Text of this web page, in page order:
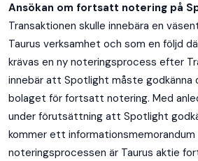
Ansökan om fortsatt notering på
Transaktionen skulle innebära en
Taurus verksamhet och som en följd
krävas en ny noteringsprocess efter
innebär att Spotlight måste godkänna
bolaget för fortsatt notering. Med
under förutsättning att Spotlight
kommer ett
noteringsprocessen är Taurus aktie